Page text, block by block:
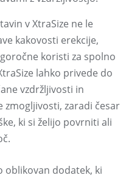
v XtraSize ne le
kakovosti erekcije,
koristi za spolno
lahko privede do
vzdržljivosti in
zmogljivosti, zaradi česar
ki si želijo povrniti ali
oblikovan dodatek, ki